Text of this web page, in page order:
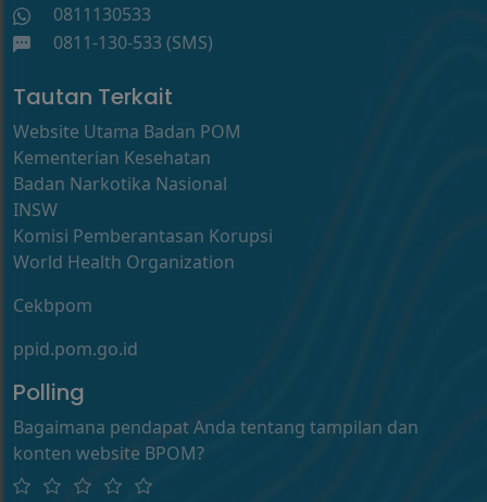
0811130533
0811-130-533 (SMS)
Tautan Terkait
Website Utama Badan POM
Kementerian Kesehatan
Badan Narkotika Nasional
INSW
Komisi Pemberantasan Korupsi
World Health Organization
Cekbpom
ppid.pom.go.id
Polling
Bagaimana pendapat Anda tentang tampilan dan
konten website BPOM?